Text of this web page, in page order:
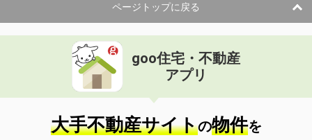
ページトップに戻る
goo住宅・不動産
アプリ
大手不動産サイトの物件を